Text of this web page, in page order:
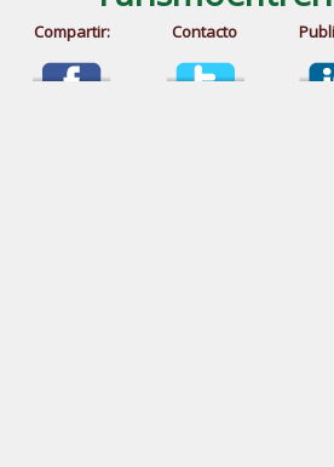
Compartir: Contacto